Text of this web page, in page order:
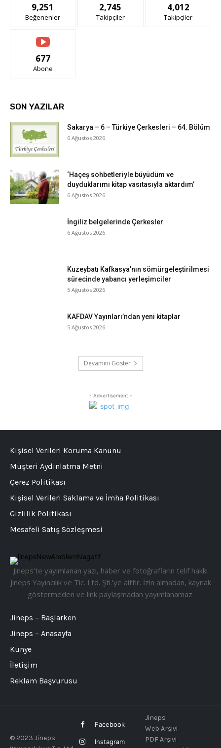
9,251
Beğenenler
2,745
Takipçiler
4,012
Takipçiler
677
Abone
SON YAZILAR
Sakarya – 6 – Türkiye Çerkesleri – 64. Bölüm
6 Ağustos 2026
‘Haçeş sohbetleriyle büyüdüm ve
duyduklarımı kitap vasıtasıyla aktardım’
6 Ağustos 2026
İngiliz belgelerinde Çerkesler
6 Ağustos 2026
Kuzeybatı Kafkasya’nın sömürgeleştirilmesi
sürecinde yabancı yerleşimciler
5 Ağustos 2026
KAFDAV Yayınları’ndan yeni kitaplar
5 Ağustos 2026
Devamını Göster
- Advertisement -
Jineps’te yayımlanan yazı, haber ve fotoğrafların telif hakkı
Jineps Yayıncılık ve Tic. Ltd. Şti.’ye aittir. İzin almadan, kaynak
göstermeden ve link paylaşmadan yayımlanamaz.
Jineps – Başlarken
Jineps – Anasayfa
Künye
İletişim
Reklam Başvurusu
Kişisel Verileri Koruma Kanunu
Müşteri Aydınlatma Metni
Çerez Politikası
Kişisel Verileri Saklama ve İmha Politikası
Gizlilik Politikası
Mesafeli Satış Sözleşmesi
© 2023 Jineps
Facebook
Instagram
Jineps
Web Arşivi
PDF Arşivi